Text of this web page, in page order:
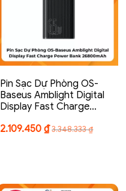
Pin Sạc Dự Phòng OS-
Baseus Amblight Digital
Display Fast Charge…
2.109.450₫3.348.333₫